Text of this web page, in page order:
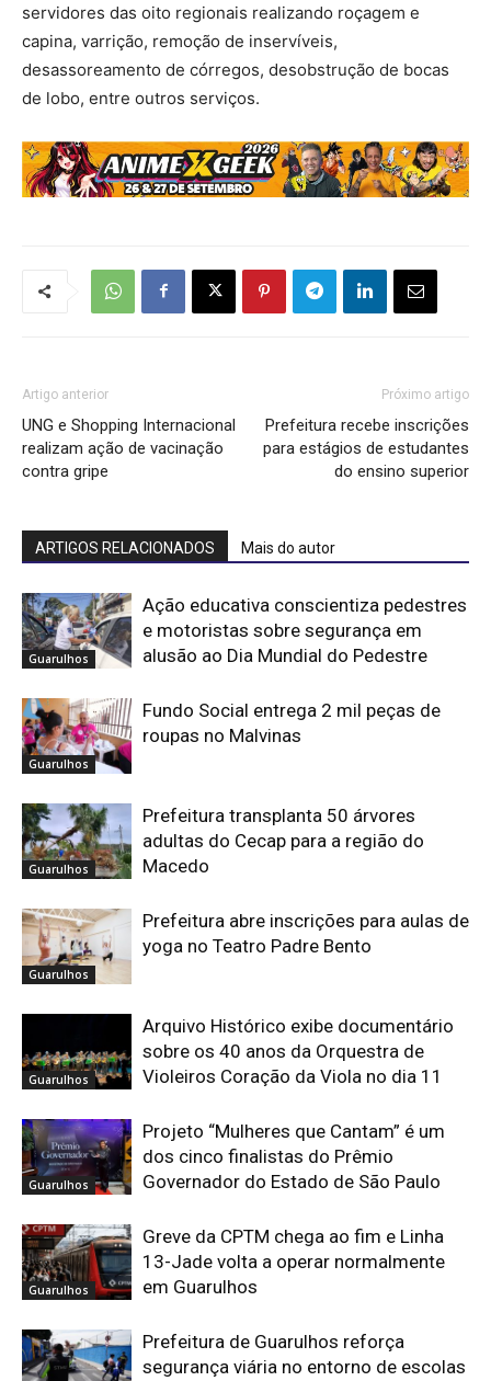
servidores das oito regionais realizando roçagem e
capina, varrição, remoção de inservíveis,
desassoreamento de córregos, desobstrução de bocas
de lobo, entre outros serviços.
Artigo anterior
UNG e Shopping Internacional
realizam ação de vacinação
contra gripe
Próximo artigo
Prefeitura recebe inscrições
para estágios de estudantes
do ensino superior
ARTIGOS RELACIONADOS Mais do autor
Guarulhos
Ação educativa conscientiza pedestres
e motoristas sobre segurança em
alusão ao Dia Mundial do Pedestre
Guarulhos
Fundo Social entrega 2 mil peças de
roupas no Malvinas
Guarulhos
Prefeitura transplanta 50 árvores
adultas do Cecap para a região do
Macedo
Guarulhos
Prefeitura abre inscrições para aulas de
yoga no Teatro Padre Bento
Guarulhos
Arquivo Histórico exibe documentário
sobre os 40 anos da Orquestra de
Violeiros Coração da Viola no dia 11
Guarulhos
Projeto “Mulheres que Cantam” é um
dos cinco finalistas do Prêmio
Governador do Estado de São Paulo
Guarulhos
Greve da CPTM chega ao fim e Linha
13-Jade volta a operar normalmente
em Guarulhos
Prefeitura de Guarulhos reforça
segurança viária no entorno de escolas